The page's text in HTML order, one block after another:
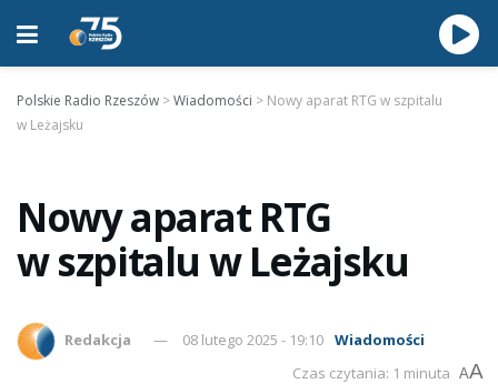
Polskie Radio Rzeszów >Wiadomości > Nowy aparat RTG w szpitalu
w Leżajsku
Nowy aparat RTG
w szpitalu w Leżajsku
Redakcja 08 lutego 2025 - 19:10 Wiadomości
Czas czytania: 1 minuta AA